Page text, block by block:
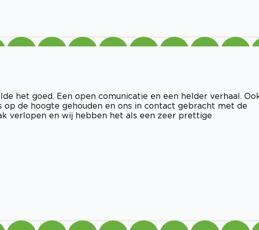
het goed. Een open comunicatie en een helder verhaal.
de hoogte gehouden en ons in contact gebracht met de
verlopen en wij hebben het als een zeer prettige